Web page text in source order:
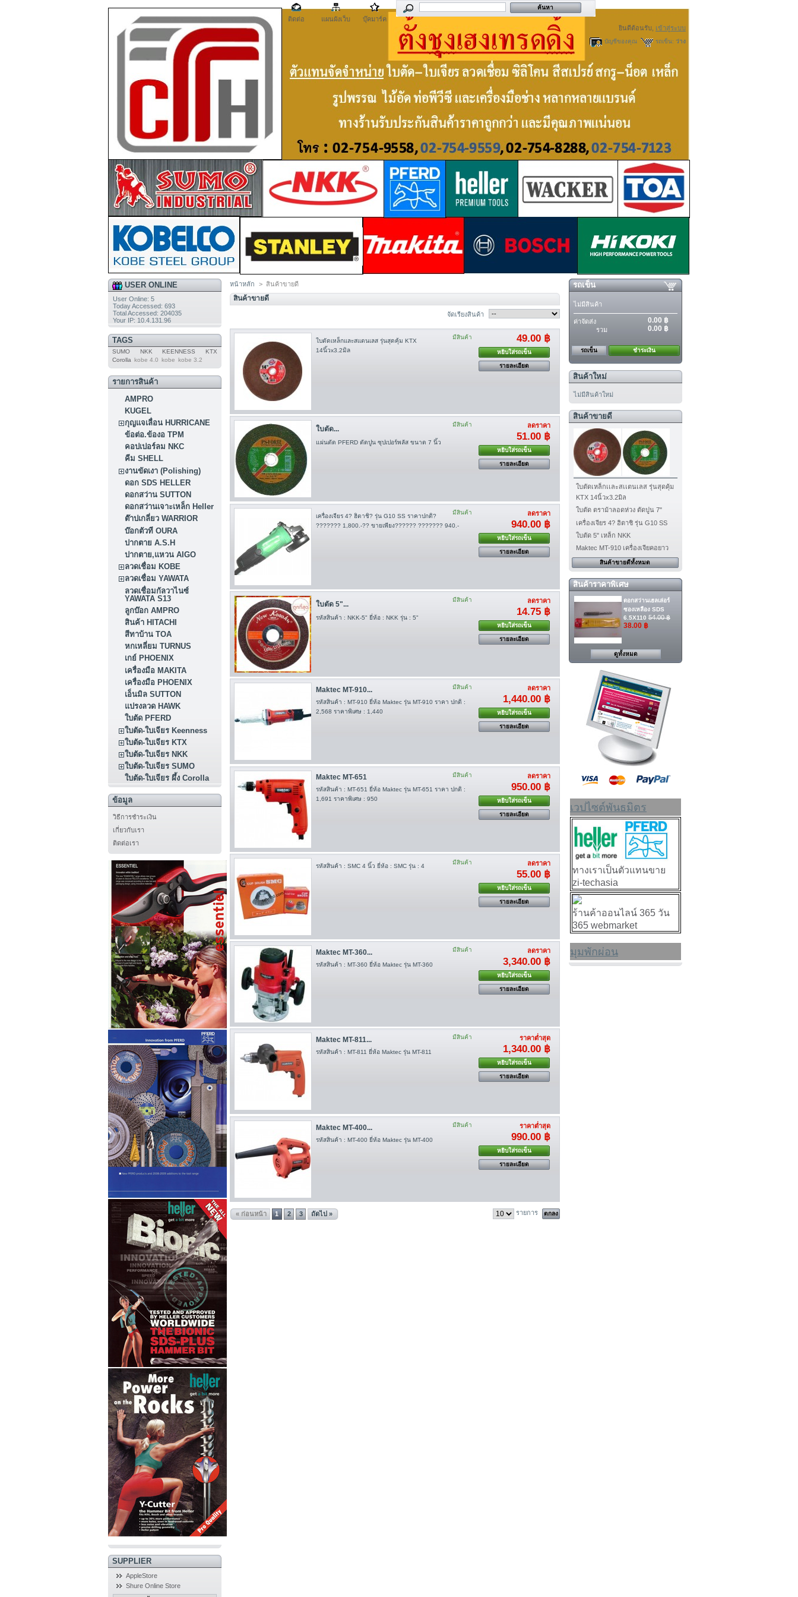
ติดต่อ แผนผังเว็บ
บุ๊คมาร์ค
ยินดีต้อนรับ, เข้าสู่ระบบ
รถเข็น: ว่าง
บัญชีของคุณ
USER ONLINE
User Online: 5
Today Accessed: 693
Total Accessed: 204035
Your IP: 10.4.131.96
TAGS
SUMO NKK KEENNESS
KTX
Corolla kobe 4.0 kobe kobe 3.2
รายการสินค้า
AMPRO
KUGEL
กุญแจเลื่อน HURRICANE
ข้อต่อ.ข้องอ TPM
คอปเปอร์ลม NKC
คีม SHELL
งานขัดเงา (Polishing)
ดอก SDS HELLER
ดอกสว่าน SUTTON
ดอกสว่านเจาะเหล็ก Heller
ต๊าปเกลี่ยว WARRIOR
บ๊อกตัวที OURA
ปากตาย A.S.H
ปากตาย,แหวน AIGO
ลวดเชื่อม KOBE
ลวดเชื่อม YAWATA
ลวดเชื่อมกัลวาไนซ์
YAWATA S13
ลูกบ๊อก AMPRO
สินค้า HITACHI
สีทาบ้าน TOA
หกเหลี่ยม TURNUS
เกย์ PHOENIX
เครื่องมือ MAKITA
เครื่องมือ PHOENIX
เอ็นมิล SUTTON
แปรงลวด HAWK
ใบตัด PFERD
ใบตัด-ใบเจียร Keenness
ใบตัด-ใบเจียร KTX
ใบตัด-ใบเจียร NKK
ใบตัด-ใบเจียร SUMO
ใบตัด-ใบเจียร ผึ้ง Corolla
ข้อมูล
วิธีการชำระเงิน
เกี่ยวกับเรา
ติดต่อเรา
SUPPLIER
AppleStore
Shure Online Store
หน้าหลัก > สินค้าขายดี
สินค้าขายดี
จัดเรียงสินค้า
มีสินค้า
ใบตัดเหล็กเเละสเเตนเลส รุ่นสุดคุ้ม KTX
14นิ้วx3.2มิล
49.00 ฿
หยิบใส่รถเข็น
รายละเอียด
มีสินค้า
ใบตัด...
แผ่นตัด PFERD ตัดปูน ซุปเปอร์พลัส ขนาด 7 นิ้ว
ลดราคา
51.00 ฿
หยิบใส่รถเข็น
รายละเอียด
มีสินค้า
เครื่องเจียร 4? ฮิตาชิ? รุ่น G10 SS ราคาปกติ?
??????? 1,800.-?? ขายเพียง?????? ??????? 940.-
ลดราคา
940.00 ฿
หยิบใส่รถเข็น
รายละเอียด
มีสินค้า
ใบตัด 5"...
รหัสสินค้า : NKK-5" ยี่ห้อ : NKK รุ่น : 5"
ลดราคา
14.75 ฿
หยิบใส่รถเข็น
รายละเอียด
มีสินค้า
Maktec MT-910...
รหัสสินค้า : MT-910 ยี่ห้อ Maktec รุ่น MT-910 ราคา ปกติ :
2,568 ราคาพิเศษ : 1,440
ลดราคา
1,440.00 ฿
หยิบใส่รถเข็น
รายละเอียด
มีสินค้า
Maktec MT-651
รหัสสินค้า : MT-651 ยี่ห้อ Maktec รุ่น MT-651 ราคา ปกติ :
1,691 ราคาพิเศษ : 950
ลดราคา
950.00 ฿
หยิบใส่รถเข็น
รายละเอียด
มีสินค้า
รหัสสินค้า : SMC 4 นิ้ว ยี่ห้อ : SMC รุ่น : 4 ลดราคา
55.00 ฿
หยิบใส่รถเข็น
รายละเอียด
มีสินค้า
Maktec MT-360...
รหัสสินค้า : MT-360 ยี่ห้อ Maktec รุ่น MT-360
ลดราคา
3,340.00 ฿
หยิบใส่รถเข็น
รายละเอียด
มีสินค้า
Maktec MT-811...
รหัสสินค้า : MT-811 ยี่ห้อ Maktec รุ่น MT-811
ราคาต่ำสุด
1,340.00 ฿
หยิบใส่รถเข็น
รายละเอียด
มีสินค้า
Maktec MT-400...
รหัสสินค้า : MT-400 ยี่ห้อ Maktec รุ่น MT-400
ราคาต่ำสุด
990.00 ฿
หยิบใส่รถเข็น
รายละเอียด
« ก่อนหน้า 1 2 3 ถัดไป » รายการ
รถเข็น
ไม่มีสินค้า
ค่าจัดส่ง 0.00 ฿
รวม 0.00 ฿
รถเข็น ชำระเงิน
สินค้าใหม่
ไม่มีสินค้าใหม่
สินค้าขายดี
ใบตัดเหล็กเเละสเเตนเลส รุ่นสุดคุ้ม
KTX 14นิ้วx3.2มิล
ใบตัด ตราม้าลอดห่วง ตัดปูน 7"
เครื่องเจียร 4? ฮิตาชิ รุ่น G10 SS
ใบตัด 5" เหล็ก NKK
Maktec MT-910 เครื่องเจียคอยาว
สินค้าขายดีทั้งหมด
สินค้าราคาพิเศษ
ดอกสว่านเฮลเล่อร์
ซองเหลือง SDS
6.5X110 54.00 ฿
38.00 ฿
ดูทั้งหมด
เวปไซต์พันธมิตร
ทางเราเป็นตัวแทนขาย
zi-techasia
ร้านค้าออนไลน์ 365 วัน
365 webmarket
มุมพักผ่อน